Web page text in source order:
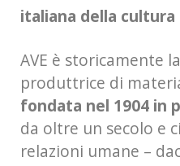
italiana della cultura
AVE è storicamente
produttrice di
fondata nel 1904 in
da oltre un secolo e
relazioni umane –